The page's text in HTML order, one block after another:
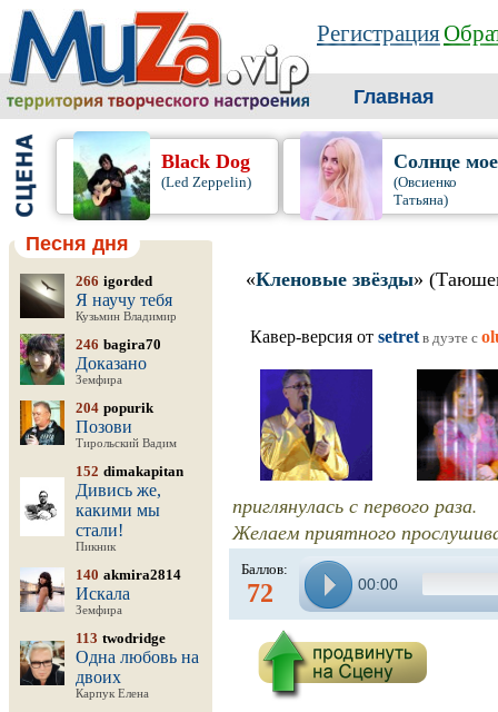
Регистрация
Главная
Black Dog
(Led Zeppelin)
Солнце мое
(Овсиенко
Татьяна)
Песня дня
266 igorded
Я научу тебя
Кузьмин Владимир
246 bagira70
Доказано
Земфира
204 popurik
Позови
Тирольский Вадим
152 dimakapitan
Дивись же,
какими мы
стали!
Пикник
140 akmira2814
Искала
Земфира
113 twodridge
Одна любовь на
двоих
Карпук Елена
«Кленовые звёзды»
Кавер-версия от setretв дуэте c
приглянулась с первого раза.
Желаем приятного
Баллов:
72 00:00